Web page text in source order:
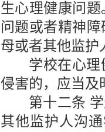
生心理健康问
问题或者精神
母或者其他监护
学校在心
侵害的，应当及
第十二条
其他监护人沟